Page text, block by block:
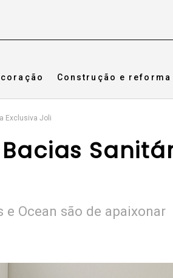
Construção e reforma
Exclusiva Joli
Ocean são de apaixonar